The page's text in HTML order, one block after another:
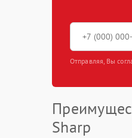
Отправляя, Вы
Sharp